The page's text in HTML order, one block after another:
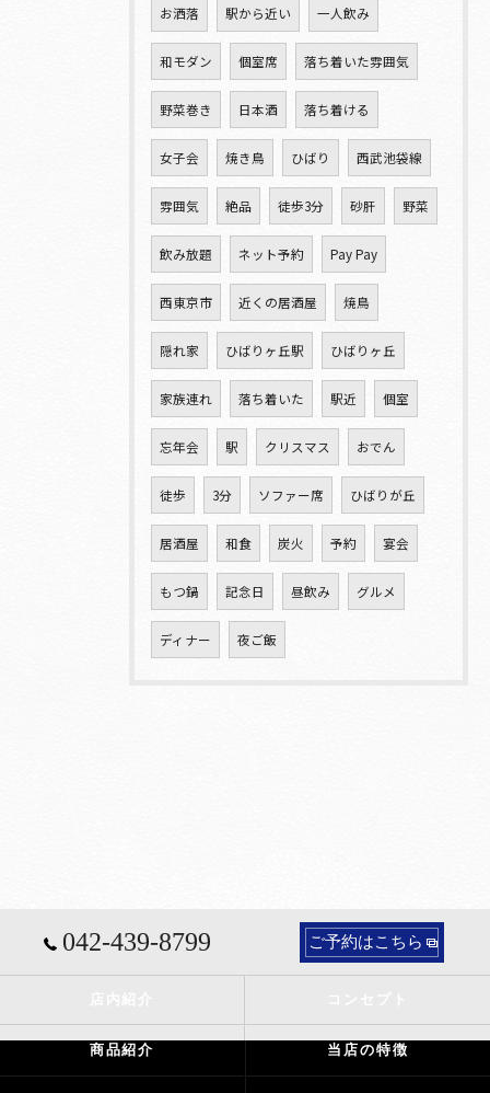
お洒落 駅から近い 一人飲み
和モダン 個室席 落ち着いた雰囲気
野菜巻き 日本酒 落ち着ける
女子会 焼き鳥 ひばり 西武池袋線
雰囲気 絶品 徒歩3分 砂肝 野菜
飲み放題 ネット予約 Pay Pay
西東京市 近くの居酒屋 焼鳥
隠れ家 ひばりヶ丘駅 ひばりヶ丘
家族連れ 落ち着いた 駅近 個室
忘年会 駅 クリスマス おでん
徒歩 3分 ソファー席 ひばりが丘
居酒屋 和食 炭火 予約 宴会
もつ鍋 記念日 昼飲み グルメ
ディナー 夜ご飯
042-439-8799 ご予約はこちら
商品紹介 当店の特徴